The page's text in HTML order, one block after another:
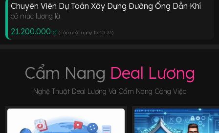
Chuyên Viên Dự Toán Xây Dựng Đường Ống Dẫn Khí
có mức lương là
21.200.000 đ (cập nhật ngày 15-10-23)
Cẩm Nang Deal Lương
Nghệ Thuật Deal Lương Và Cẩm Nang Công Việc